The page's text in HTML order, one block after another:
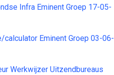
Infra Eminent Groep 17-05-
calculator Eminent Groep 03-06-
Werkwijzer Uitzendbureaus